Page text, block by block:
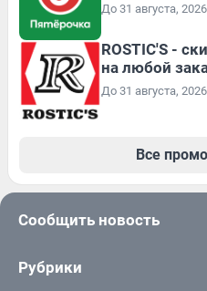
До 31 августа, 2026
ROSTIC'S -
на любой
До 31 августа, 2026
Все
Сообщить новость
Рубрики